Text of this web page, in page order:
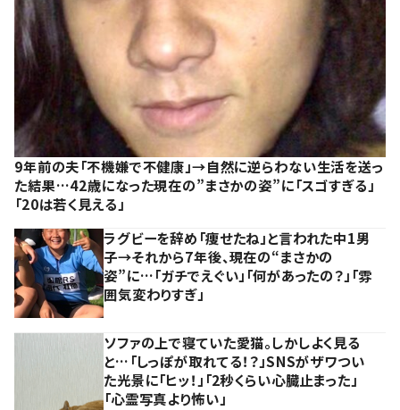
9年前の夫「不機嫌で不健康」→自然に逆らわない生活を送っ
た結果…42歳になった現在の”まさかの姿”に「スゴすぎる」
「20は若く見える」
ラグビーを辞め「痩せたね」と言われた中1男
子→それから7年後、現在の“まさかの
姿”に…「ガチでえぐい」「何があったの？」「雰
囲気変わりすぎ」
ソファの上で寝ていた愛猫。しかしよく見る
と…「しっぽが取れてる！？」SNSがザワつい
た光景に「ヒッ！」「2秒くらい心臓止まった」
「心霊写真より怖い」